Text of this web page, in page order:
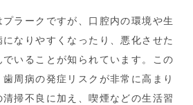
ラークですが、口腔内の環境や生
なりやすくなったり、悪化させた
でいることが知られています。この
周病の発症リスクが非常に高まり
掃不良に加え、喫煙などの生活習